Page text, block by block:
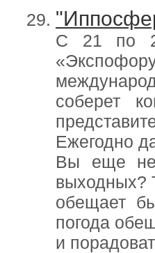
С 21 по
соберет
Ежегодно
Вы еще не
выходных?
обещает
погода
и